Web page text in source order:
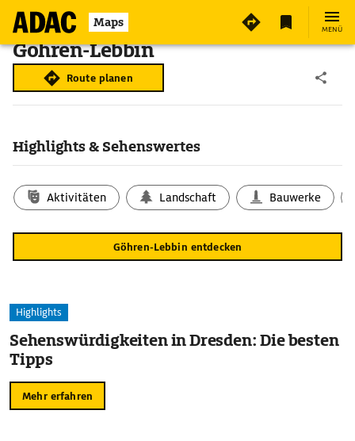
Maps MENÜ
Göhren-Lebbin
Route planen
Highlights & Sehenswertes
Aktivitäten Landschaft Bauwerke
Göhren-Lebbin entdecken
Highlights
Sehenswürdigkeiten in Dresden: Die besten
Tipps
Mehr erfahren